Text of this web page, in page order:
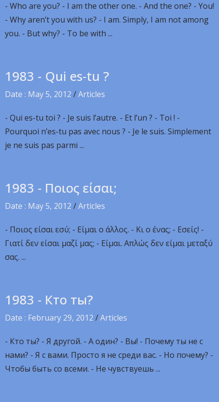
- Who are you? - I am the other one. - And the one? - You!
- Why aren’t you with us? - I am. Simply, I am not among
you. - But why? - To be with ...
1983 - Qui es-tu ?
Date : May 5, 2012 /Articles
- Qui es-tu toi ? - Je suis l’autre. - Et l’un ? - Toi ! -
Pourquoi n’es-tu pas avec nous ? - Je le suis. Simplement
je ne suis pas parmi ...
1983 - Ποιος είσαι;
Date : May 5, 2012 /Articles
- Ποιος είσαι εσύ; - Είμαι ο άλλος. - Κι ο ένας; - Εσείς! -
Γιατί δεν είσαι μαζί μας; - Είμαι. Απλώς δεν είμαι μεταξύ
σας. ...
1983 - Кто ты?
Date : February 29, 2012 /Articles
- Кто ты? - Я другой. - А один? - Вы! - Почему ты не с
нами? - Я с вами. Просто я не среди вас. - Но почему? -
Чтобы быть со всеми. - Не чувствуешь ...